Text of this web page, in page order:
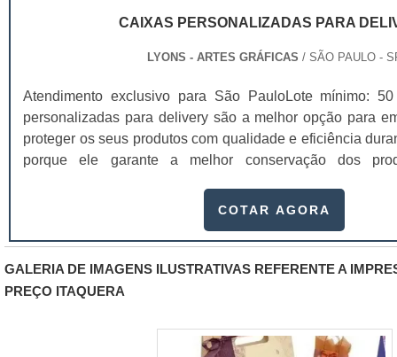
fabricadas com máquinas de última geração. .
CAIXAS PERSONALIZADAS PARA
LYONS - ARTES GRÁFICAS / SÃO PAULO -
Atendimento exclusivo para São PauloLote mínimo:
personalizadas para delivery são a melhor opção para
proteger os seus produtos com qualidade e eficiência
porque ele garante a melhor conservação dos
clientes sem sofrer danos que prejudicam a
COTAR AGORA
GALERIA DE IMAGENS ILUSTRATIVAS REFERENTE A
PREÇO ITAQUERA